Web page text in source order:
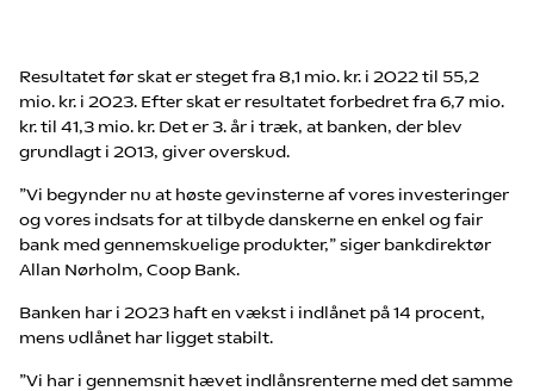
Resultatet før skat er steget fra 8,1 mio. kr. i 2022 til 55,2
mio. kr. i 2023. Efter skat er resultatet forbedret fra 6,7 mio.
kr. til 41,3 mio. kr. Det er 3. år i træk, at banken, der blev
grundlagt i 2013, giver overskud.
”Vi begynder nu at høste gevinsterne af vores investeringer
og vores indsats for at tilbyde danskerne en enkel og fair
bank med gennemskuelige produkter,” siger bankdirektør
Allan Nørholm, Coop Bank.
Banken har i 2023 haft en vækst i indlånet på 14 procent,
mens udlånet har ligget stabilt.
”Vi har i gennemsnit hævet indlånsrenterne med det samme